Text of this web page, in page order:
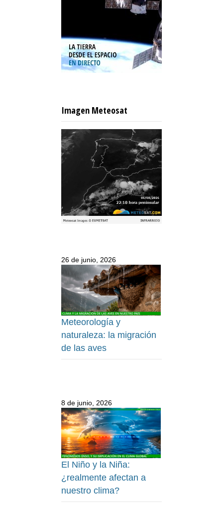
Imagen Meteosat
26 de junio, 2026
Meteorología y
naturaleza: la migración
de las aves
8 de junio, 2026
El Niño y la Niña:
¿realmente afectan a
nuestro clima?